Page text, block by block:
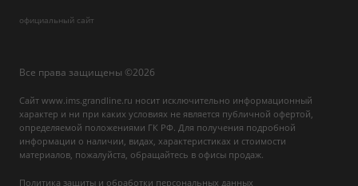
официальный сайт
Все права защищены ©2026
Сайт www.ims.grandline.ru носит исключительно информационный
характер и ни при каких условиях не является публичной офертой,
определяемой положениями ГК РФ. Для получения подробной
информации о наличии, видах, характеристиках и стоимости
материалов, пожалуйста, обращайтесь в офисы продаж.
Политика защиты и обработки персональных данных